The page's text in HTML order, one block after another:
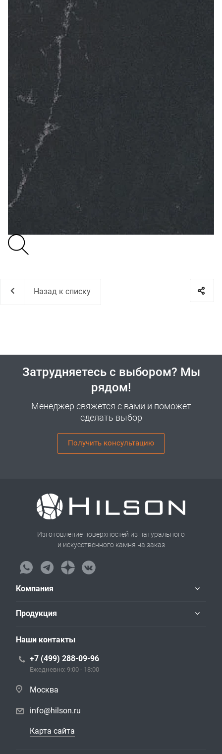
Назад к списку
Затрудняетесь с выбором? Мы
рядом!
Менеджер свяжется с вами и поможет
сделать выбор
Получить консультацию
Изготовление поверхностей из натурального
и искусственного камня на заказ
Компания
Продукция
Наши контакты
+7 (499) 288-09-96
Ежедневно: 9:00 - 18:00
Москва
info@hilson.ru
Карта сайта